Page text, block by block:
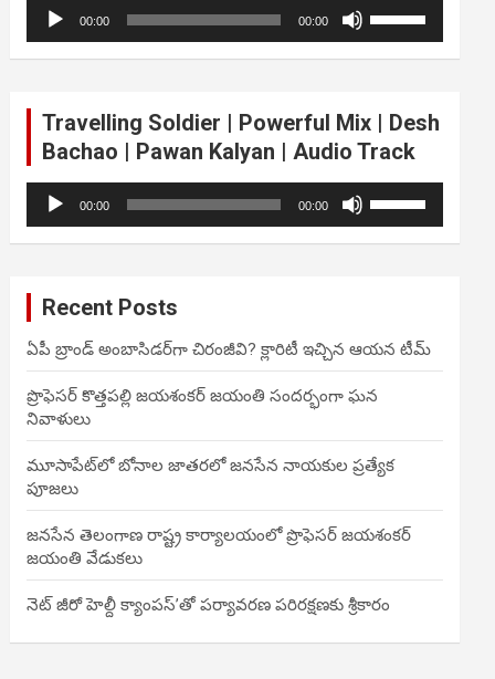
Audio
Player
00:00 00:00
Arrow
increase
or
Travelling Soldier | Powerful Mix | Desh
Bachao | Pawan Kalyan | Audio Track
Audio
Player
00:00 00:00
Arrow
decrease
Recent Posts
ఏపీ బ్రాండ్ అంబాసిడర్‌గా చిరంజీవి? క్లారిటీ ఇచ్చిన ఆయన టీమ్
ప్రొఫెసర్ కొత్తపల్లి జయశంకర్ జయంతి సందర్భంగా ఘన
నివాళులు
మూసాపేట్‌లో బోనాల జాతరలో జనసేన నాయకుల ప్రత్యేక
పూజలు
జనసేన తెలంగాణ రాష్ట్ర కార్యాలయంలో ప్రొఫెసర్ జయశంకర్
జయంతి వేడుకలు
నెట్ జీరో హెల్దీ క్యాంపస్’తో పర్యావరణ పరిరక్షణకు శ్రీకారం